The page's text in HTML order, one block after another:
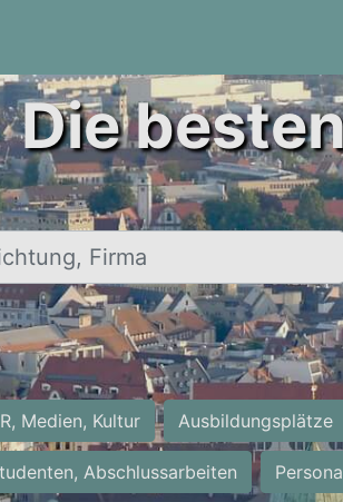
Die
Firma
Medien, Kultur Ausbildungsplätze
Abschlussarbeiten